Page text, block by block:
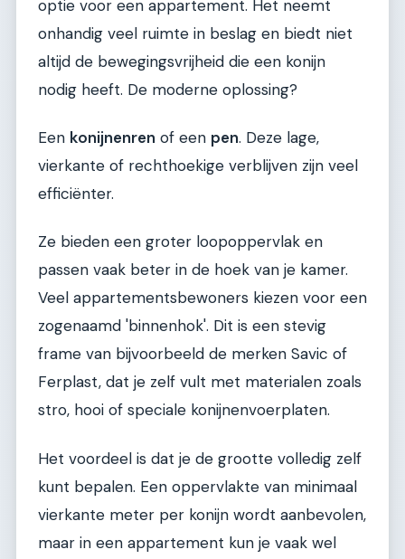
optie voor een appartement. Het neemt
onhandig veel ruimte in beslag en biedt niet
altijd de bewegingsvrijheid die een konijn
nodig heeft. De moderne oplossing?
Een konijnenren of een pen. Deze lage,
vierkante of rechthoekige verblijven zijn veel
efficiënter.
Ze bieden een groter loopoppervlak en
passen vaak beter in de hoek van je kamer.
Veel appartementsbewoners kiezen voor een
zogenaamd 'binnenhok'. Dit is een stevig
frame van bijvoorbeeld de merken Savic of
Ferplast, dat je zelf vult met materialen zoals
stro, hooi of speciale konijnenvoerplaten.
Het voordeel is dat je de grootte volledig zelf
kunt bepalen. Een oppervlakte van minimaal
vierkante meter per konijn wordt aanbevolen,
maar in een appartement kun je vaak wel